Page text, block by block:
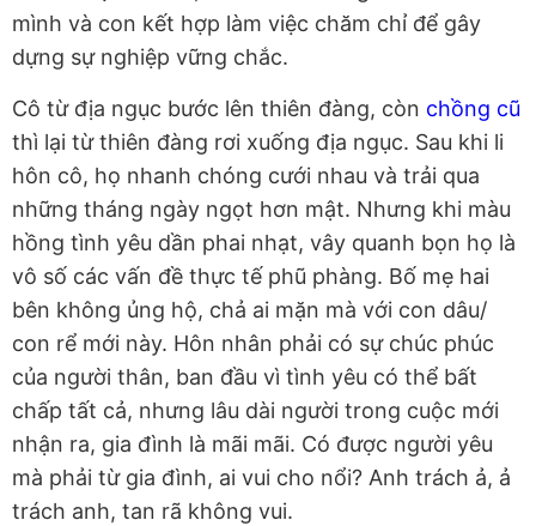
mình và con kết hợp làm việc chăm chỉ để gây
dựng sự nghiệp vững chắc.
Cô từ địa ngục bước lên thiên đàng, còn chồng cũ
thì lại từ thiên đàng rơi xuống địa ngục. Sau khi li
hôn cô, họ nhanh chóng cưới nhau và trải qua
những tháng ngày ngọt hơn mật. Nhưng khi màu
hồng tình yêu dần phai nhạt, vây quanh bọn họ là
vô số các vấn đề thực tế phũ phàng. Bố mẹ hai
bên không ủng hộ, chả ai mặn mà với con dâu/
con rể mới này. Hôn nhân phải có sự chúc phúc
của người thân, ban đầu vì tình yêu có thể bất
chấp tất cả, nhưng lâu dài người trong cuộc mới
nhận ra, gia đình là mãi mãi. Có được người yêu
mà phải từ gia đình, ai vui cho nổi? Anh trách ả, ả
trách anh, tan rã không vui.